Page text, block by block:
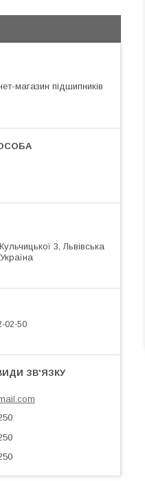
магазин підшипників
3, Львівська
02-50